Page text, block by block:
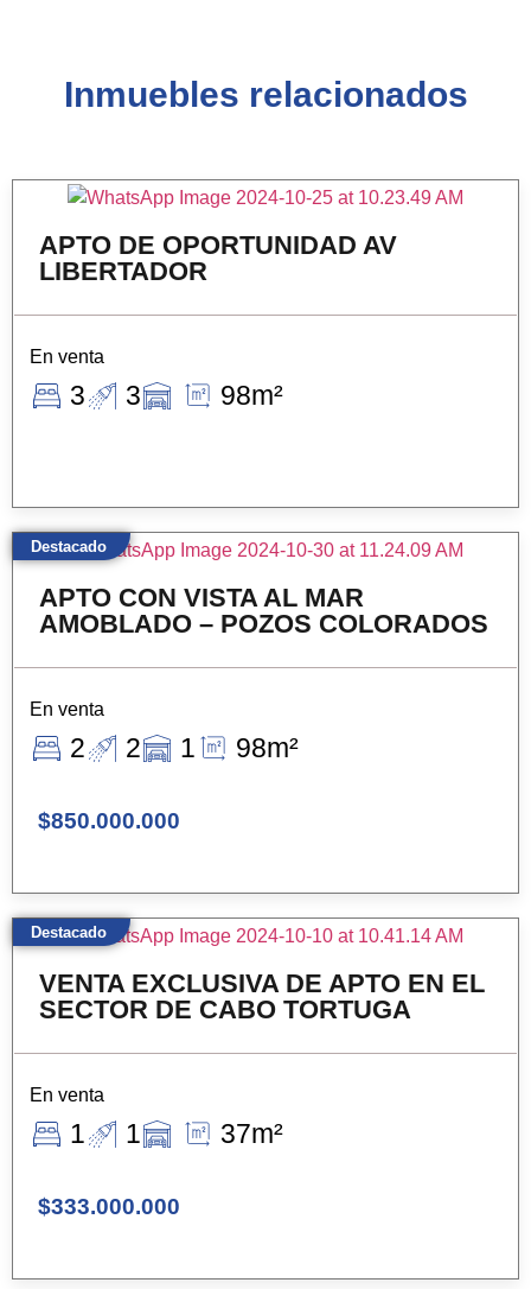
Inmuebles relacionados
APTO DE OPORTUNIDAD AV
LIBERTADOR
En venta
3 3 98m²
APTO CON VISTA AL MAR
AMOBLADO – POZOS COLORADOS
En venta
2 2 1 98m²
$850.000.000
Destacado
VENTA EXCLUSIVA DE APTO EN EL
SECTOR DE CABO TORTUGA
En venta
1 1 37m²
$333.000.000
Destacado